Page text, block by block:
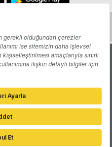
Yazarlar
Reklam